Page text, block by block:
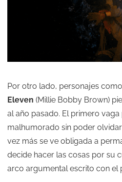
Por otro lado, personajes como
Eleven (Millie Bobby Brown)
al año pasado. El primero
malhumorado sin poder
vez más se ve obligada a
decide hacer las cosas por su
arco argumental escrito con el